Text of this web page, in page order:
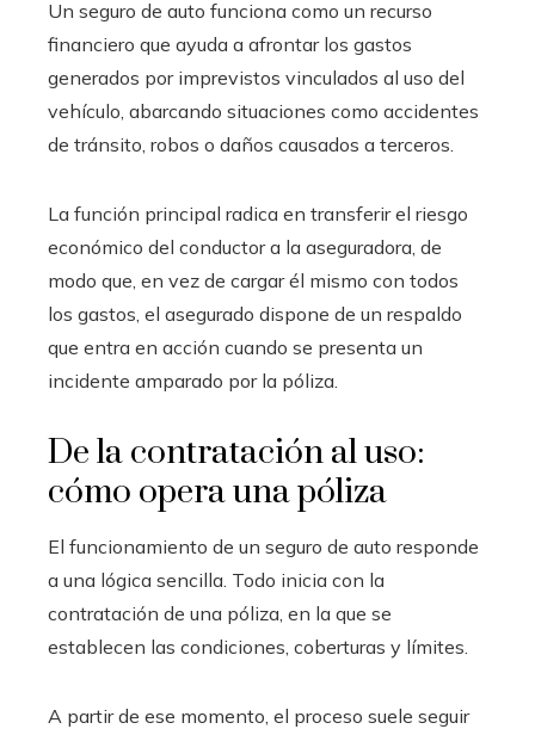
Un seguro de auto funciona como un recurso
financiero que ayuda a afrontar los gastos
generados por imprevistos vinculados al uso del
vehículo, abarcando situaciones como accidentes
de tránsito, robos o daños causados a terceros.
La función principal radica en transferir el riesgo
económico del conductor a la aseguradora, de
modo que, en vez de cargar él mismo con todos
los gastos, el asegurado dispone de un respaldo
que entra en acción cuando se presenta un
incidente amparado por la póliza.
De la contratación al uso:
cómo opera una póliza
El funcionamiento de un seguro de auto responde
a una lógica sencilla. Todo inicia con la
contratación de una póliza, en la que se
establecen las condiciones, coberturas y límites.
A partir de ese momento, el proceso suele seguir